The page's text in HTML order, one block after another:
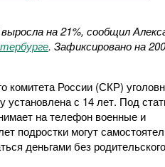
на 21%, сообщил
. Зафиксировано на
комитета России (СКР)
установлена с 14 лет. Под
на телефон военные и
подростки могут
деньгами без родительского